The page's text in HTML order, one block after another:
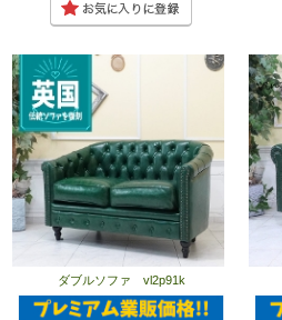
ダブルソファ vl2p91k